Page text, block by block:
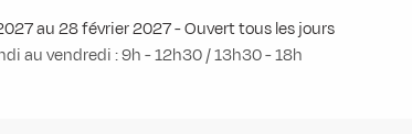
au 28 février 2027 - Ouvert tous les jours
au vendredi : 9h - 12h30 / 13h30 - 18h